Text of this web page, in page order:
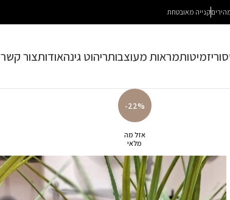
קנייה מאובטחת
מיטותמראות מעוצבותריהוט גינהאודותצור קשר
-22%
אזל מה
מלאי